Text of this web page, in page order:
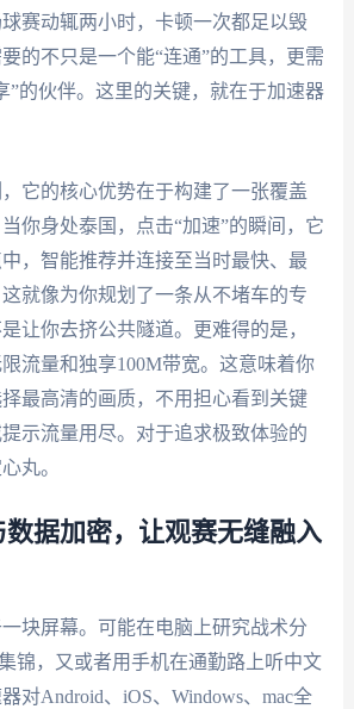
赛动辄两小时，卡顿一次都足以毁
的不只是一个能“连通”的工具，更需
”的伙伴。这里的关键，就在于加速器
它的核心优势在于构建了一张覆盖
你身处泰国，点击“加速”的瞬间，它
，智能推荐并连接至当时最快、最
就像为你规划了一条从不堵车的专
让你去挤公共隧道。更难得的是，
流量和独享100M带宽。这意味着你
最高清的画质，不用担心看到关键
示流量用尽。对于追求极致体验的
丸。
据加密，让观赛无缝融入
块屏幕。可能在电脑上研究战术分
锦，又或者用手机在通勤路上听中文
对Android、iOS、Windows、mac全